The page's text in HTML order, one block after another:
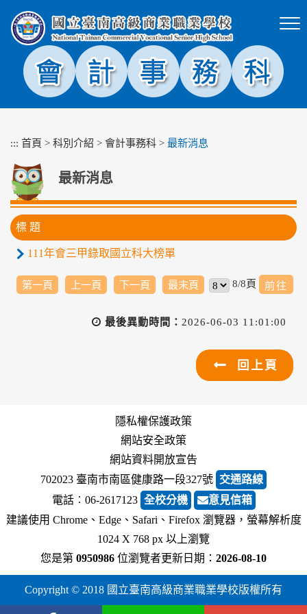
塊
::: 首頁 > 科別介紹 > 會計事務科 > 最新消息
最新消息
標 題
111年會三甲錄取國立科大榜單
第一頁 上一頁 下一頁 最末頁 8/8頁
最後異動時間： 2026-06-03 11:01:00
回上頁
隱私權保護政策
網站安全政策
網站資料開放宣告
702023 臺南市南區健康路一段327號 交通路線
電話︰06-2617123 全校分機
意見信箱
建議使用 Chrome、Edge、Safari、Firefox 瀏覽器，螢幕解析度
1024 X 768 px 以上瀏覽
您是第 0950986 位瀏覽者更新日期： 2026-08-10
Copyright © 2018 國立臺南高級商業職業學校版權所有